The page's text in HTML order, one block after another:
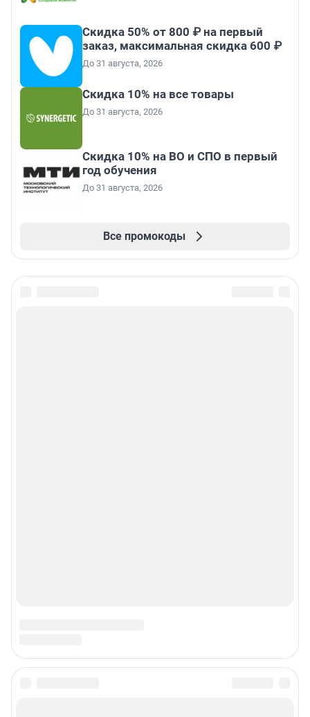
Скидка 50% от 800 ₽ на первый
заказ, максимальная скидка 600 ₽
До 31 августа, 2026
Скидка 10% на все товары
До 31 августа, 2026
Скидка 10% на ВО и СПО в первый
год обучения
До 31 августа, 2026
Все промокоды